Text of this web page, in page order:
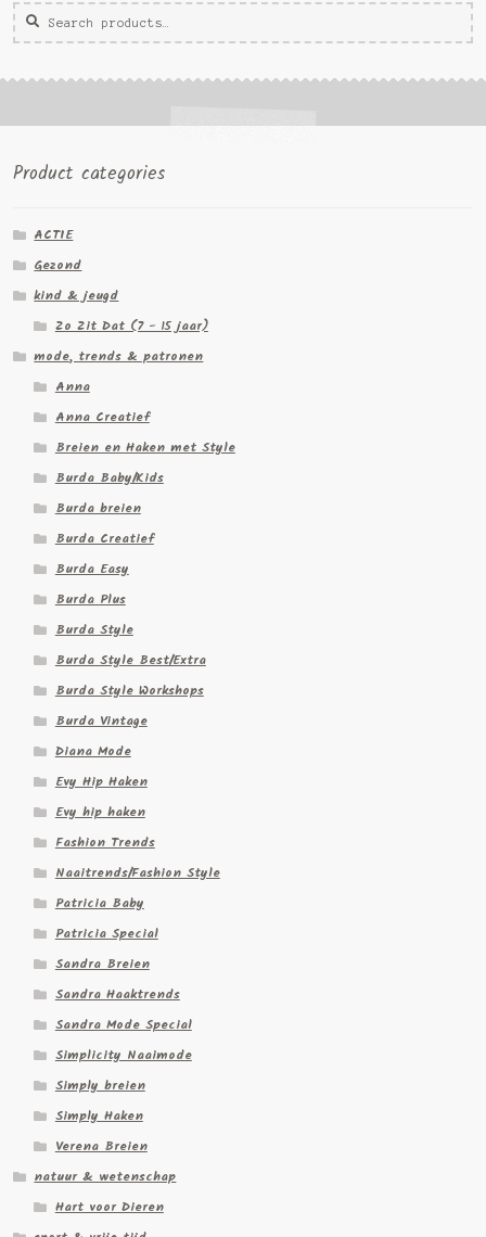
Zoeken
voor:
Zoek
Product categories
ACTIE
Gezond
kind & jeugd
Zo Zit Dat (7 - 15 jaar)
mode, trends & patronen
Anna
Anna Creatief
Breien en Haken met Style
Burda Baby/Kids
Burda breien
Burda Creatief
Burda Easy
Burda Plus
Burda Style
Burda Style Best/Extra
Burda Style Workshops
Burda Vintage
Diana Mode
Evy Hip Haken
Evy hip haken
Fashion Trends
Naaitrends/Fashion Style
Patricia Baby
Patricia Special
Sandra Breien
Sandra Haaktrends
Sandra Mode Special
Simplicity Naaimode
Simply breien
Simply Haken
Verena Breien
natuur & wetenschap
Hart voor Dieren